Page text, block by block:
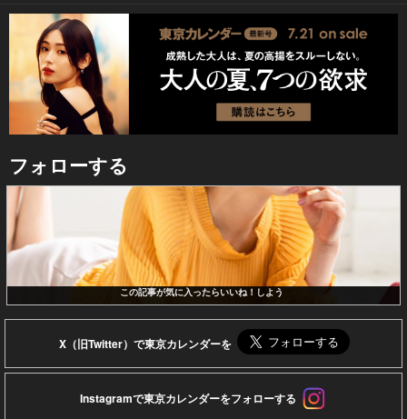
フォローする
この記事が気に入ったらいいね！しよう
X（旧Twitter）で東京カレンダーを
Instagramで東京カレンダーをフォローする